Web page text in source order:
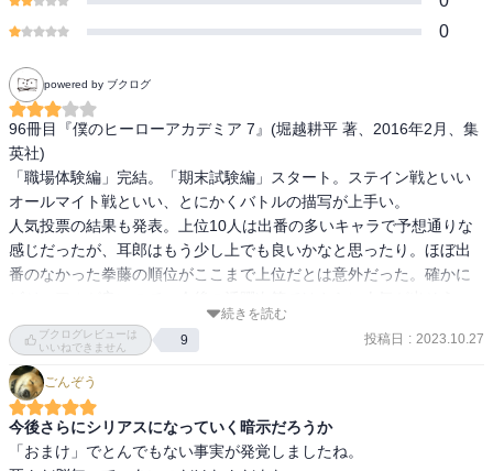
0
powered by ブクログ
96冊目『僕のヒーローアカデミア 7』(堀越耕平 著、2016年2月、集
英社)
「職場体験編」完結。「期末試験編」スタート。ステイン戦といい
オールマイト戦といい、とにかくバトルの描写が上手い。
人気投票の結果も発表。上位10人は出番の多いキャラで予想通りな
感じだったが、耳郎はもう少し上でも良いかなと思ったり。ほぼ出
番のなかった拳藤の順位がここまで上位だとは意外だった。確かに
〈”オール・フォー・ワン”が再び動き始めたとみていい〉
続きを読む
ブクログレビューは
いいねできません
9 投稿日 : 2023.10.27
ごんぞう
今後さらにシリアスになっていく暗示だろうか
「おまけ」でとんでもない事実が発覚しましたね。